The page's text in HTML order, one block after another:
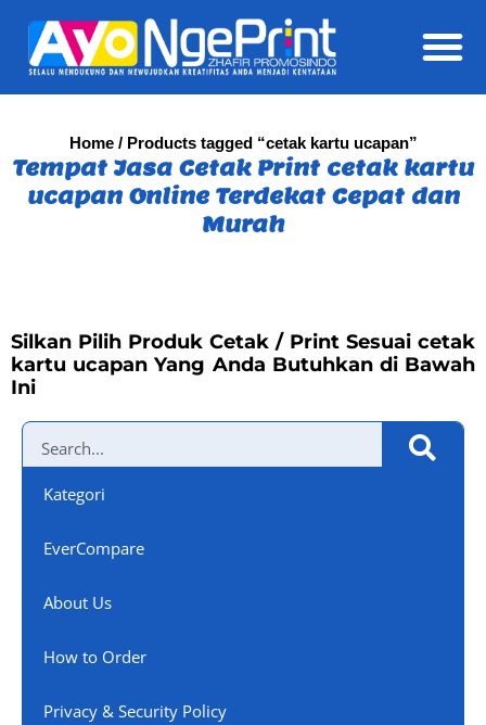
Home/ Products tagged “cetak kartu ucapan”
Tempat Jasa Cetak Print cetak kartu
ucapan Online Terdekat Cepat dan
Murah
Silkan Pilih Produk Cetak / Print Sesuai cetak
kartu ucapan Yang Anda Butuhkan di Bawah
Ini
Kategori
EverCompare
About Us
How to Order
Privacy & Security Policy